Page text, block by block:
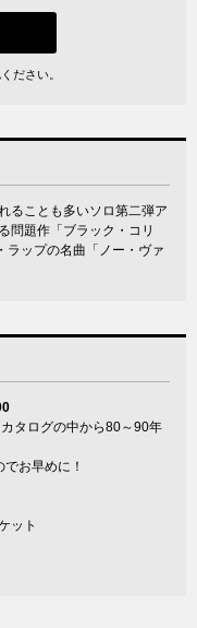
ださい。
ることも多いソロ第二弾ア
問題作「ブラック・コリ
ラップの名曲「ノー・ヴァ
タログの中から80～90年
お早めに！
ット